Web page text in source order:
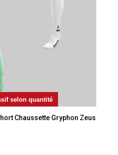
selon quantité
Chaussette Gryphon Zeus